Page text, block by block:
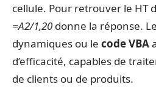
cellule. Pour retrouver le HT
=A2/1,20 donne la réponse.
dynamiques ou le code VBA
d’efficacité, capables de
de clients ou de produits.